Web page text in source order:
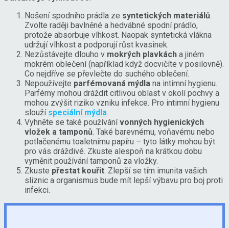
Nošení spodního prádla ze syntetických materiálů
Zvolte raději bavlněné a hedvábné spodní prádlo,
protože absorbuje vlhkost. Naopak syntetická vlákna
udržují vlhkost a podporují růst kvasinek.
Nezůstávejte dlouho v mokrých plavkách a jiném
mokrém oblečení (například když docvičíte v posilovně).
Co nejdříve se převlečte do suchého oblečení.
Nepoužívejte parfémovaná mýdla na intimní hygienu.
Parfémy mohou dráždit citlivou oblast v okolí pochvy a
mohou zvýšit riziko vzniku infekce. Pro intimní hygienu
slouží speciální mýdla
Vyhněte se také používánívonných hygienických
vložek a tamponů . Také barevnému, voňavému nebo
potlačenému toaletnímu papíru – tyto látky mohou být
pro vás dráždivé. Zkuste alespoň na krátkou dobu
vyměnit používání tamponů za vložky.
Zkuste přestat kouřit . Zlepší se tím imunita vašich
sliznic a organismus bude mít lepší výbavu pro boj proti
infekci.